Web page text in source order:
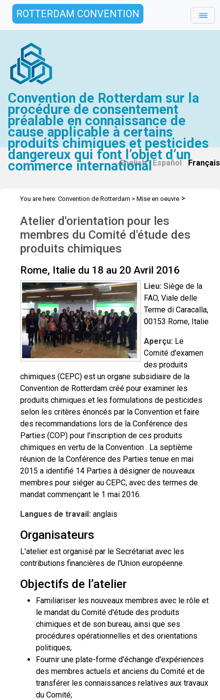
ROTTERDAM CONVENTION
Convention de Rotterdam sur la
procédure de consentement
préalable en connaissance de
cause applicable à certains
produits chimiques et pesticides
dangereux qui font l’objet d’un
commerce international
English| Español Français
You are here: Convention de Rotterdam > Mise en oeuvre >
CRC - Italie Avr 2016
Atelier d'orientation pour les
membres du Comité d'étude des
produits chimiques
Rome, Italie du 18 au 20 Avril 2016
Lieu: Siège de la
FAO, Viale delle
Terme di Caracalla,
00153 Rome, Italie
Aperçu: Le
Comité d'examen
des produits
chimiques (CEPC) est un organe subsidiaire de la
Convention de Rotterdam créé pour examiner les
produits chimiques et les formulations de pesticides
selon les critères énoncés par la Convention et faire
des recommandations lors de la Conférence des
Parties (COP) pour l'inscription de ces produits
chimiques en vertu de la Convention . La septième
réunion de la Conférence des Parties tenue en mai
2015 a identifié 14 Parties à désigner de nouveaux
membres pour siéger au CEPC, avec des termes de
mandat commençant le 1 mai 2016.
Langues de travail: anglais
Organisateurs
L'atelier est organisé par le Secrétariat avec les
contributions financières de l'Union européenne.
Objectifs de l’atelier
Familiariser les nouveaux membres avec le rôle et
le mandat du Comité d'étude des produits
chimiques et de son bureau, ainsi que ses
procédures opérationnelles et des orientations
politiques;
Fournir une plate-forme d'échange d'expériences
des membres actuels et anciens du Comité et de
transférer les connaissances relatives aux travaux
du Comité;